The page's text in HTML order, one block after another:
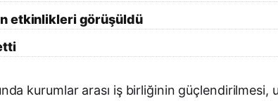
etkinlikleri görüşüldü
kurumlar arası iş birliğinin güçlendirilmesi,